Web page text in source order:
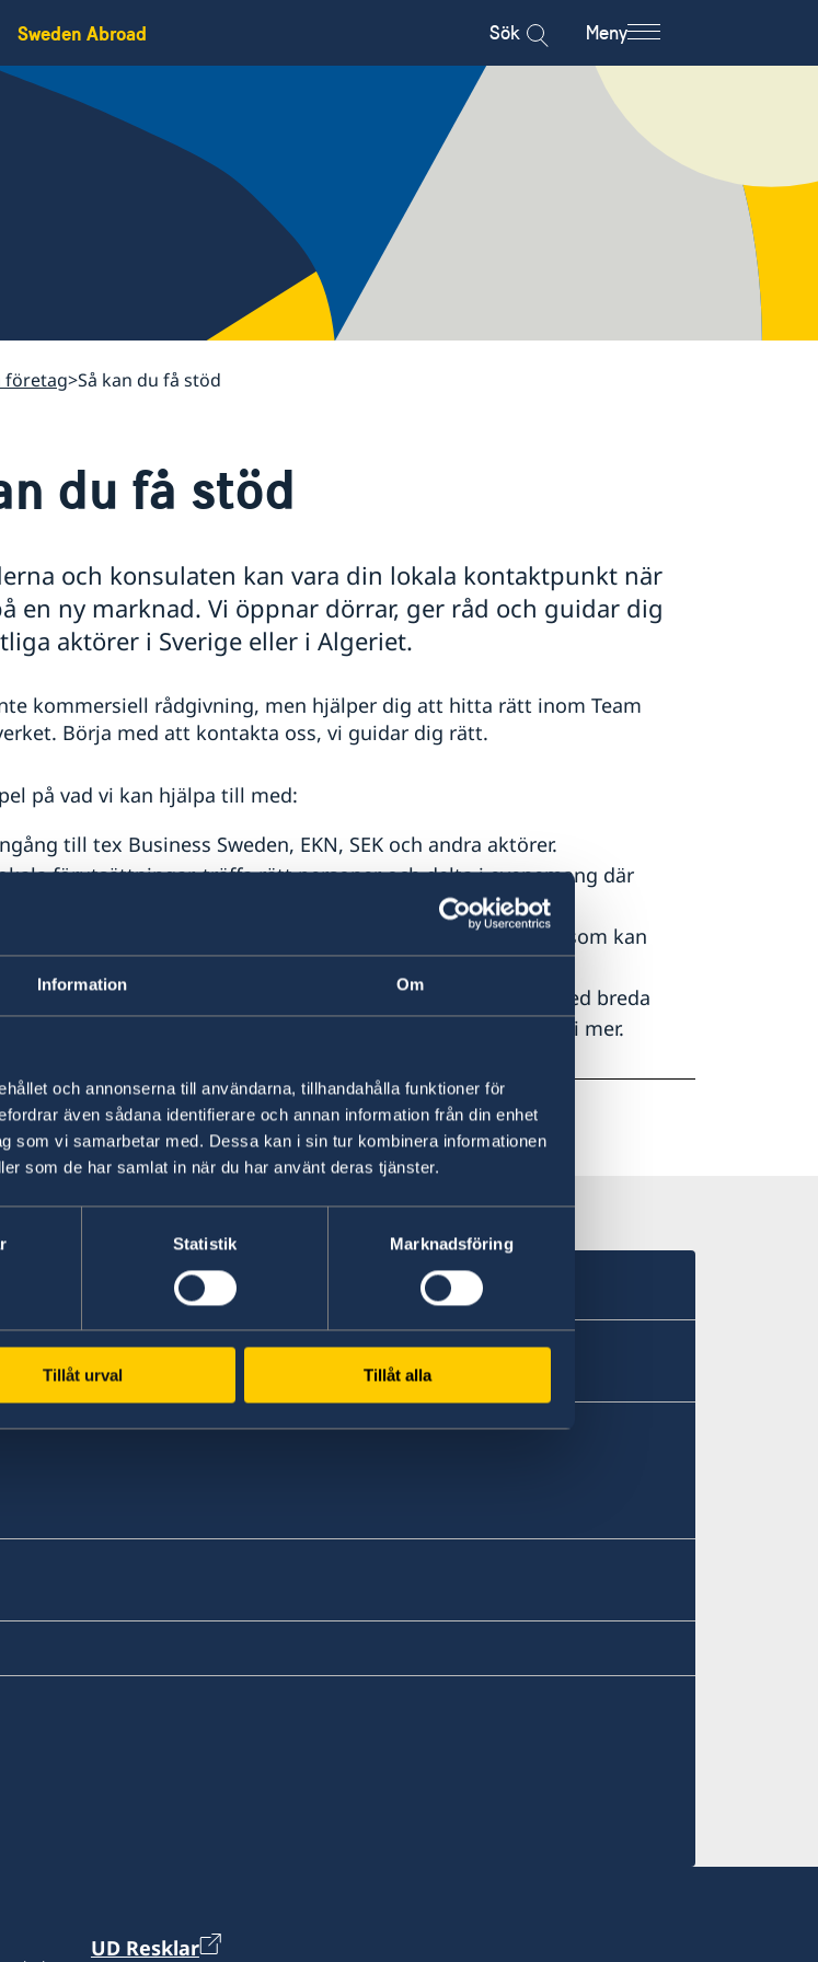
Information Om
och annonserna till användarna, tillhandahålla funktioner för
även sådana identifierare och annan information från din enhet
som vi samarbetar med. Dessa kan i sin tur kombinera informationen
som de har samlat in när du har använt deras tjänster.
Statistik Marknadsföring
Tillåt urval Tillåt alla
Sweden Abroad Sök Meny
företag Så kan du få stöd
du få stöd
och konsulaten kan vara din lokala kontaktpunkt när
en ny marknad. Vi öppnar dörrar, ger råd och guidar dig
aktörer i Sverige eller i Algeriet.
kommersiell rådgivning, men hjälper dig att hitta rätt inom Team
Börja med att kontakta oss, vi guidar dig rätt.
på vad vi kan hjälpa till med:
till tex Business Sweden, EKN, SEK och andra aktörer.
förutsättningar, träffa rätt personer och delta i evenemang där
ambassader och konsulat har fina och representativa lokaler som kan
i uppdraget att stärka Sverigebilden utomlands arbetar vi med breda
som ofta inkluderar svenska företag – hör av dig så berättar vi mer.
11 dec. 2025, 13.41
UD Resklar